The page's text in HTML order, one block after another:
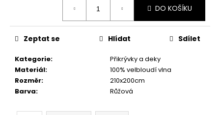
DO KOŠÍKU
Kategorie:
Přikrývky a deky
Materiál:
100% velbloudí vlna
Rozměr:
210x200cm
Barva: Růžová
Zeptat se Hlídat Sdílet
D
o
o
u
č